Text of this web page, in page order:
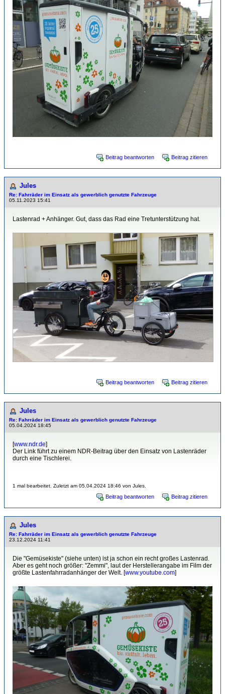
Beitrag beantworten Beitrag zitieren
Jules
Re: Fahrräder im Einsatz als gewerblich genutzte Fahrzeuge
05.11.2023 15:41
Lastenrad + Anhänger. Gut, dass das Rad eine Tretunterstützung hat.
Beitrag beantworten Beitrag zitieren
Jules
Re: Fahrräder im Einsatz als gewerblich genutzte Fahrzeuge
05.04.2024 18:45
[www.ndr.de]
Der Link führt zu einem NDR-Beitrag über den Einsatz von Lastenräder
durch eine Tischlerei.
1 mal bearbeitet. Zuletzt am 05.04.2024 18:46 von Jules.
Beitrag beantworten Beitrag zitieren
Jules
Re: Fahrräder im Einsatz als gewerblich genutzte Fahrzeuge
23.12.2024 11:41
Die "Gemüsekiste" (siehe unten) ist ja schon ein recht großes Lastenrad.
Aber es geht noch größer: "Zemmi", laut der Herstellerangabe im Film der
größte Lastenfahrradanhänger der Welt. [www.youtube.com]